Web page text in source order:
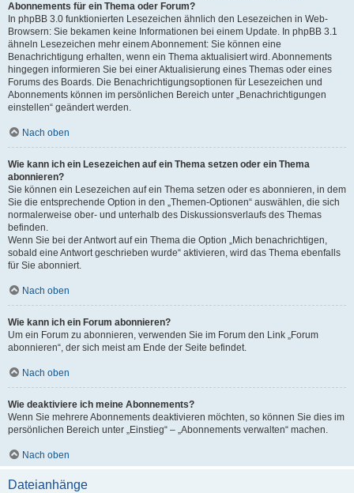
Abonnements für ein Thema oder Forum?
In phpBB 3.0 funktionierten Lesezeichen ähnlich den Lesezeichen in Web-
Browsern: Sie bekamen keine Informationen bei einem Update. In phpBB 3.1
ähneln Lesezeichen mehr einem Abonnement: Sie können eine
Benachrichtigung erhalten, wenn ein Thema aktualisiert wird. Abonnements
hingegen informieren Sie bei einer Aktualisierung eines Themas oder eines
Forums des Boards. Die Benachrichtigungsoptionen für Lesezeichen und
Abonnements können im persönlichen Bereich unter „Benachrichtigungen
einstellen“ geändert werden.
Nach oben
Wie kann ich ein Lesezeichen auf ein Thema setzen oder ein Thema
abonnieren?
Sie können ein Lesezeichen auf ein Thema setzen oder es abonnieren, in dem
Sie die entsprechende Option in den „Themen-Optionen“ auswählen, die sich
normalerweise ober- und unterhalb des Diskussionsverlaufs des Themas
befinden.
Wenn Sie bei der Antwort auf ein Thema die Option „Mich benachrichtigen,
sobald eine Antwort geschrieben wurde“ aktivieren, wird das Thema ebenfalls
für Sie abonniert.
Nach oben
Wie kann ich ein Forum abonnieren?
Um ein Forum zu abonnieren, verwenden Sie im Forum den Link „Forum
abonnieren“, der sich meist am Ende der Seite befindet.
Nach oben
Wie deaktiviere ich meine Abonnements?
Wenn Sie mehrere Abonnements deaktivieren möchten, so können Sie dies im
persönlichen Bereich unter „Einstieg“ – „Abonnements verwalten“ machen.
Nach oben
Dateianhänge